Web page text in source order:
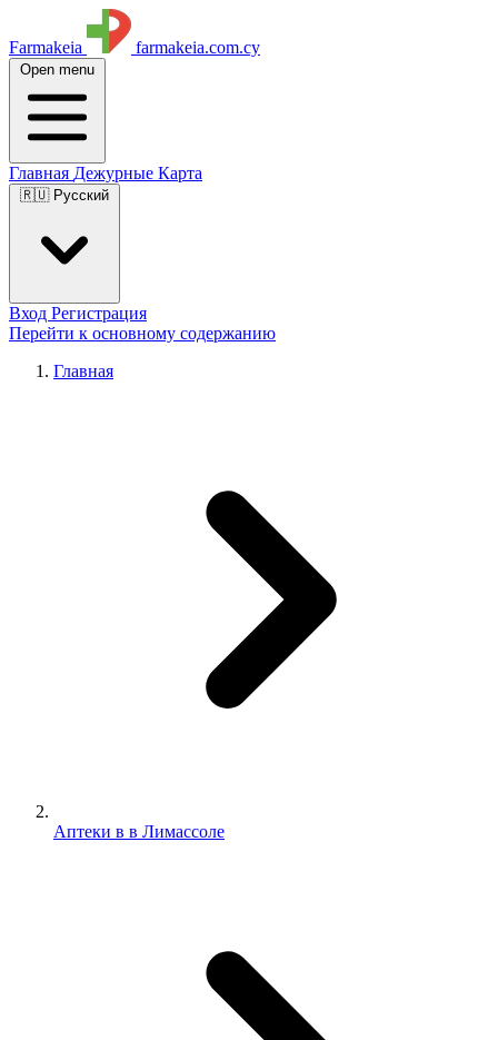
Farmakeia farmakeia.com.cy
Open menu
Главная Дежурные Карта
🇷🇺 Русский
Вход Регистрация
Перейти к основному содержанию
Главная
Аптеки в в Лимассоле